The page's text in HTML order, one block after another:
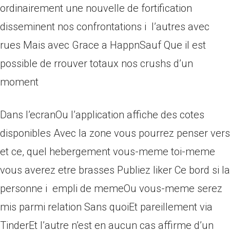
ordinairement une nouvelle de fortification
disseminent nos confrontations i l’autres avec
rues Mais avec Grace a HappnSauf Que il est
possible de rrouver totaux nos crushs d’un
moment
Dans l’ecranOu l’application affiche des cotes
disponibles Avec la zone vous pourrez penser vers
et ce, quel hebergement vous-meme toi-meme
vous averez etre brasses Publiez liker Ce bord si la
personne i empli de memeOu vous-meme serez
mis parmi relation Sans quoiEt pareillement via
TinderEt l’autre n’est en aucun cas affirme d’un